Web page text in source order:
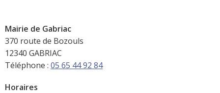
Mairie de Gabriac
370 route de Bozouls
12340 GABRIAC
Téléphone : 05 65 44 92 84
Horaires